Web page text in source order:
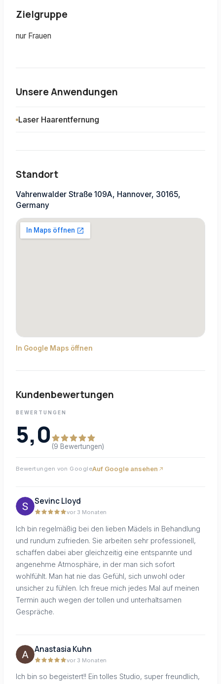
Zielgruppe
nur Frauen
Unsere Anwendungen
Laser Haarentfernung
Standort
Vahrenwalder Straße 109A, Hannover, 30165,
Germany
In Google Maps öffnen
Kundenbewertungen
BEWERTUNGEN
5,0 (9 Bewertungen)
Bewertungen von GoogleAuf Google ansehen
Sevinc Lloyd
vor 3 Monaten
Ich bin regelmäßig bei den lieben Mädels in Behandlung
und rundum zufrieden. Sie arbeiten sehr professionell,
schaffen dabei aber gleichzeitig eine entspannte und
angenehme Atmosphäre, in der man sich sofort
wohlfühlt. Man hat nie das Gefühl, sich unwohl oder
unsicher zu fühlen. Ich freue mich jedes Mal auf meinen
Termin auch wegen der tollen und unterhaltsamen
Gespräche.
Anastasia Kuhn
vor 3 Monaten
Ich bin so begeistert!! Ein tolles Studio, super freundlich,